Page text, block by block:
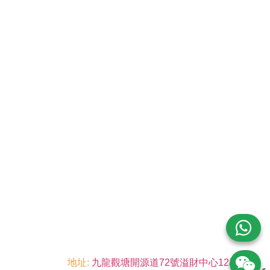
地址: 九龍觀塘開源道72號溢財中心12樓6